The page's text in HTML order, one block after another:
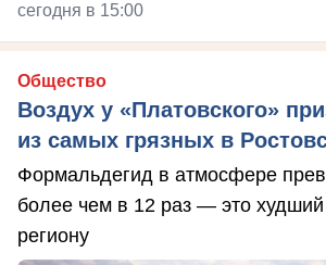
сегодня в 15:00
Общество
Воздух у «Платовского»
из самых грязных в
Формальдегид в атмосфере
более чем в 12 раз — это худший
региону